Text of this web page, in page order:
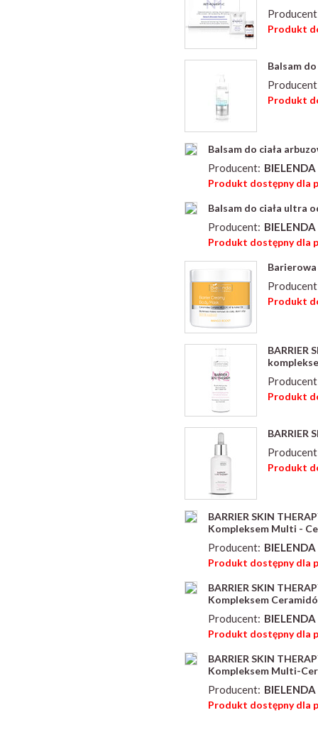
Produkt
Balsam
Produkt
Balsam do ciała
Producent:
Produkt dostępny dla
Balsam do ciała ultra
Producent:
Produkt dostępny dla
Barierowa
Produkt
BARRIER
Produkt
BARRIER
Produkt
BARRIER SKIN
Kompleksem Multi -
Producent:
Produkt dostępny dla
BARRIER SKIN
Kompleksem
Producent:
Produkt dostępny dla
BARRIER SKIN
Kompleksem Multi-
Producent:
Produkt dostępny dla